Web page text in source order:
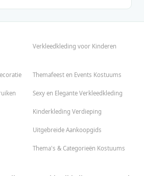
Verkleedkleding voor Kinderen
Themafeest en Events Kostuums
Sexy en Elegante Verkleedkleding
Kinderkleding Verdieping
Uitgebreide Aankoopgids
Thema's & Categorieën Kostuums